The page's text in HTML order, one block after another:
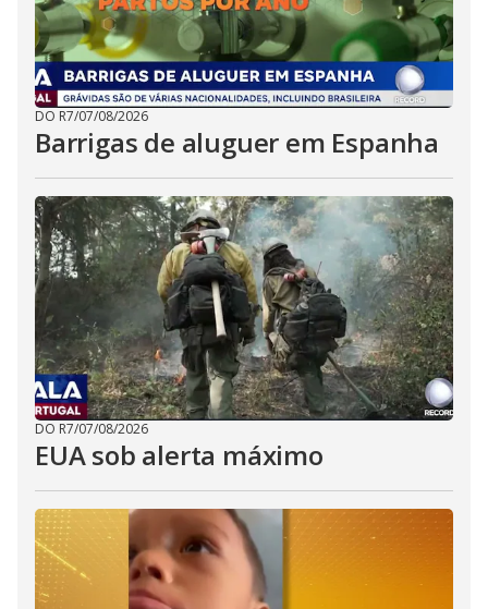
DO R7/07/08/2026
Barrigas de aluguer em Espanha
DO R7/07/08/2026
EUA sob alerta máximo